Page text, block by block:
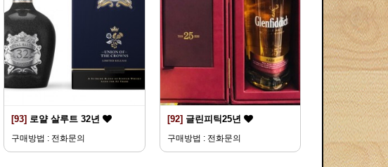
[93] 로얄 살루트 32년
구매방법 : 전화문의
[92]글린피틱25년
구매방법 : 전화문의